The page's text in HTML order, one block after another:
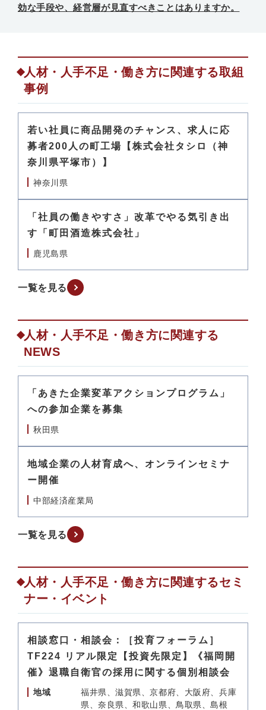
効な手段や、経営層が見直すべきことはありますか。
人材・人手不足・働き方に関連する取組
事例
若い社員に商品開発のチャンス、求人に応
募者200人の町工場【株式会社タシロ（神
奈川県平塚市）】
神奈川県
「社員の働きやすさ」改革でやる気引き出
す「町田酒造株式会社」
鹿児島県
一覧を見る
人材・人手不足・働き方に関連する
NEWS
「あきた企業変革アクションプログラム」
への参加企業を募集
秋田県
地域企業の人材育成へ、オンラインセミナ
ー開催
中部経済産業局
一覧を見る
人材・人手不足・働き方に関連するセミ
ナー・イベント
相談窓口・相談会：［投育フォーラム］
TF224 リアル限定【投資先限定】《福岡開
催》退職自衛官の採用に関する個別相談会
地域
福井県、滋賀県、京都府、大阪府、兵庫
県、奈良県、和歌山県、鳥取県、島根